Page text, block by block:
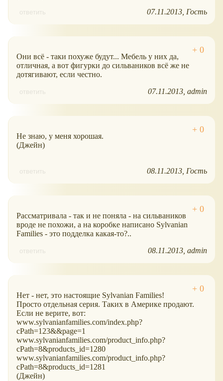
ответить 07.11.2013 Гость
Они всё - таки похуже будут... Мебель у них да,
отличная, а вот фигурки до сильваников всё же не
дотягивают, если честно.
ответить 07.11.2013 admin
Не знаю, у меня хорошая.
(Джейн)
ответить 08.11.2013 Гость
Рассматривала - так и не поняла - на сильваников
вроде не похожи, а на коробке написано Sylvanian
Families - это подделка какая-то?..
ответить 08.11.2013 admin
Нет - нет, это настоящие Sylvanian Families!
Просто отдельная серия. Таких в Америке продают.
Если не верите, вот:
www.sylvanianfamilies.com/index.php?
cPath=123&&page=1
www.sylvanianfamilies.com/product_info.php?
cPath=8&products_id=1280
www.sylvanianfamilies.com/product_info.php?
cPath=8&products_id=1281
(Джейн)